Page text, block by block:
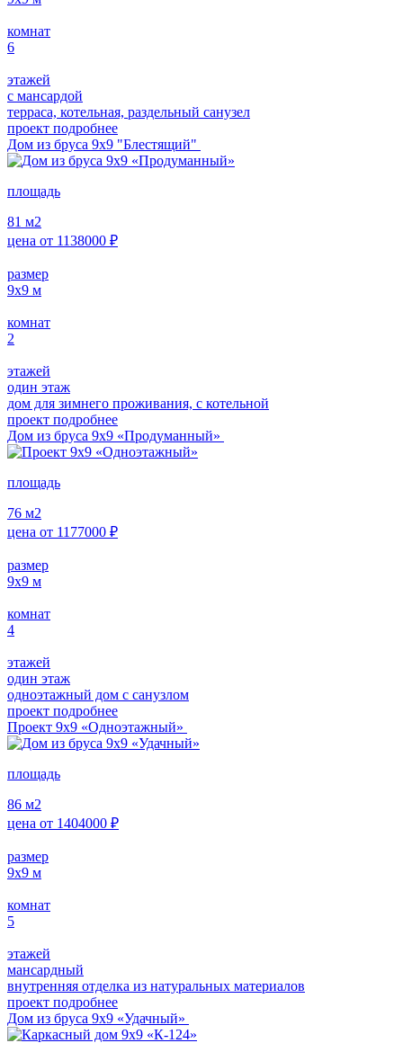
комнат
6
этажей
с мансардой
терраса, котельная, раздельный санузел
проект подробнее
Дом из бруса 9х9 "Блестящий"
площадь
81 м2
цена от 1138000 ₽
размер
9х9 м
комнат
2
этажей
один этаж
дом для зимнего проживания, с котельной
проект подробнее
Дом из бруса 9х9 «Продуманный»
площадь
76 м2
цена от 1177000 ₽
размер
9х9 м
комнат
4
этажей
один этаж
одноэтажный дом с санузлом
проект подробнее
Проект 9х9 «Одноэтажный»
площадь
86 м2
цена от 1404000 ₽
размер
9х9 м
комнат
5
этажей
мансардный
внутренняя отделка из натуральных материалов
проект подробнее
Дом из бруса 9х9 «Удачный»